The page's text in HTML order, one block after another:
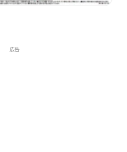
広告